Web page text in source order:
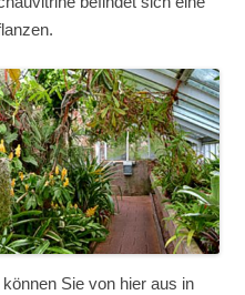
Sie von hier aus in